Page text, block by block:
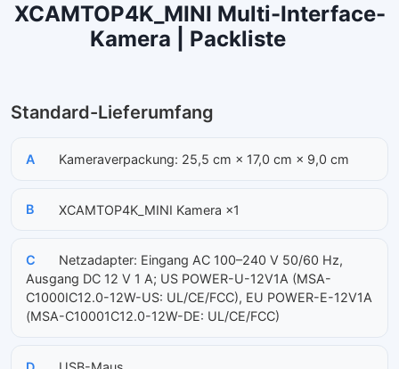
XCAMTOP4K_MINI Multi-Interface-
Kamera | Packliste
Standard-Lieferumfang
A Kameraverpackung: 25,5 cm × 17,0 cm × 9,0 cm
B XCAMTOP4K_MINI Kamera ×1
C
Netzadapter: Eingang AC 100–240 V 50/60 Hz,
Ausgang DC 12 V 1 A; US POWER-U-12V1A (MSA-
C1000IC12.0-12W-US: UL/CE/FCC), EU POWER-E-12V1A
(MSA-C10001C12.0-12W-DE: UL/CE/FCC)